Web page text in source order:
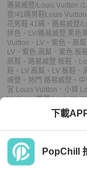
路易威登/Louis Vuitton /
登/41碼男鞋Louis
花男鞋 41碼 、 路易威登/
拼色 、 LV/路易威登 黑色
Vuitton 、 LV 、 紫色 、 高幫
LV 、 紫色 高幫 、 紫色 板
高幫 、 路易威登 板鞋 、
鞋 、 LV 高幫 、 LV 板鞋 、
威登 、 熱門 路易威登 、
宜 Louis Vuitton 、 小資
Vuitton、推薦 Louis
、二手 高幫
二手 板鞋 、便宜
下載
PopChill